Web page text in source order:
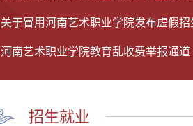
关于冒用河南艺术职业学院发布虚假
河南艺术职业学院教育乱收费举报通道
招生就业